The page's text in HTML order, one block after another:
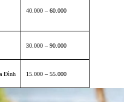
40.000 – 60.000
30.000 – 90.000
Đình 15.000 – 55.000